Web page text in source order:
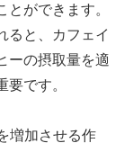
ができます。
ると、カフェイ
ーの摂取量を適
です。
増加させる作